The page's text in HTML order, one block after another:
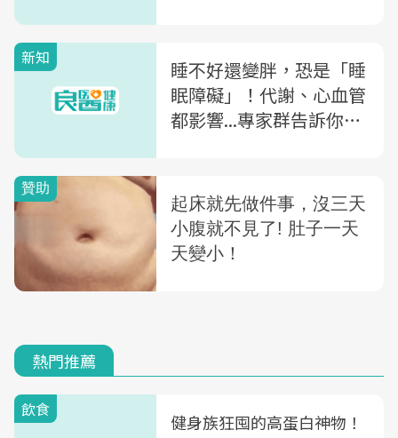
新知
睡不好還變胖，恐是「睡
眠障礙」！代謝、心血管
都影響...專家群告訴你：
熱門推薦
飲食
健身族狂囤的高蛋白神物！